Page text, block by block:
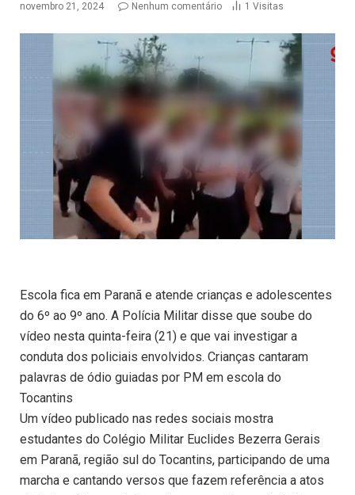
novembro 21, 2024 Nenhum comentário 1 Visitas
Escola fica em Paranã e atende crianças e adolescentes
do 6º ao 9º ano. A Polícia Militar disse que soube do
vídeo nesta quinta-feira (21) e que vai investigar a
conduta dos policiais envolvidos. Crianças cantaram
palavras de ódio guiadas por PM em escola do
Tocantins
Um vídeo publicado nas redes sociais mostra
estudantes do Colégio Militar Euclides Bezerra Gerais
em Paranã, região sul do Tocantins, participando de uma
marcha e cantando versos que fazem referência a atos